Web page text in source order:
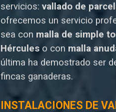
servicios: vallado de
ofrecemos un servicio
sea con malla de simple
Hércules o con malla
última ha demostrado ser
fincas ganaderas.
INSTALACIONES DE